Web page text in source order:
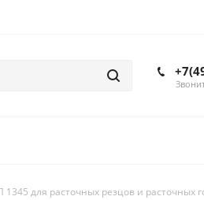
1345 для расточных резцов и расточных